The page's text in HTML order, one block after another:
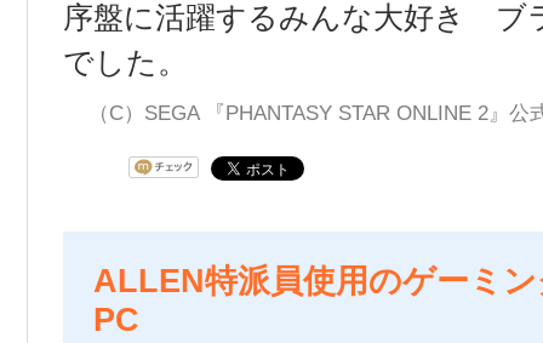
序盤に活躍するみんな大好き
でした。
（C）SEGA 『PHANTASY STAR ONLINE 2』
ALLEN特派員使用のゲーミ
PC